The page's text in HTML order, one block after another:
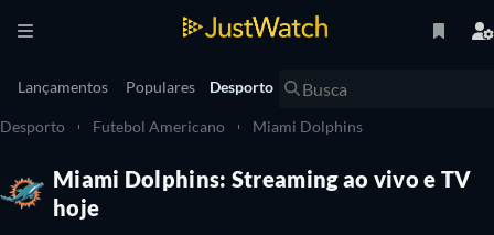
Lançamentos Populares Desporto
Desporto Futebol Americano Miami Dolphins
Miami Dolphins: Streaming ao vivo e TV
hoje